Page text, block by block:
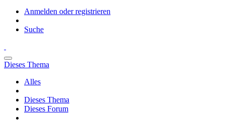
Anmelden oder registrieren
Suche
Dieses Thema
Alles
Dieses Thema
Dieses Forum